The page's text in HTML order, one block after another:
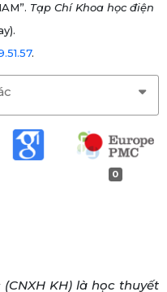
Tạp Chí Khoa học điện
.
0
KH) là học thuyết